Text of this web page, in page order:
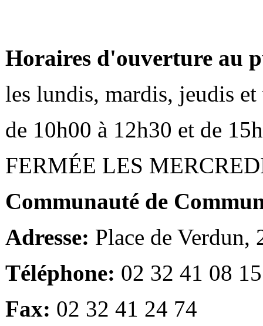
Horaires d'ouverture au
les lundis, mardis, jeudis et
de 10h00 à 12h30 et de
FERMÉE LES
Communauté de
Adresse: Place de Verdun,
Téléphone: 02 32 41 08 15
Fax: 02 32 41 24 74